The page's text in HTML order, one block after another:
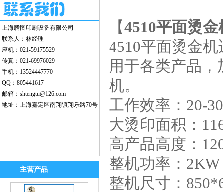
上海腾图印刷设备有限公司
联系人：林经理
座机：021-59175529
传真：021-69976029
手机：13524447770
QQ：805441617
邮箱：shtengtu@126.com
地址：上海嘉定区南翔镇翔乐路70号
主营产品
【4510平面烫金
4510平面烫金
用于各类产品
机。
工作效率：20-
大烫印面积：
高产品高度：
整机功率：2KW
整机尺寸：